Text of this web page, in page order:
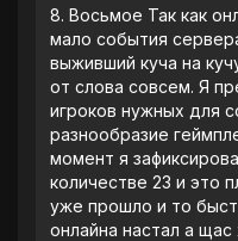
8. Восьмое Так как
мало события
выживший куча на
от слова совсем. Я
игроков нужных для
разнообразие
момент я
количестве 23 и это
уже прошло и то
онлайна настал а